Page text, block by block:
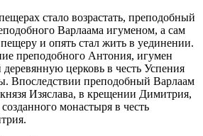
стало возрастать, преподобный
Варлаама игуменом, а сам
и опять стал жить в уединении.
преподобного Антония, игумен
церковь в честь Успения
Впоследствии преподобный Варлаам
Изяслава, в крещении Димитрия,
монастыря в честь